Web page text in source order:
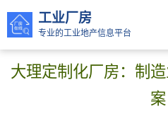
工业厂房
专业的工业地产信息平台
大理定制化厂房：制
案